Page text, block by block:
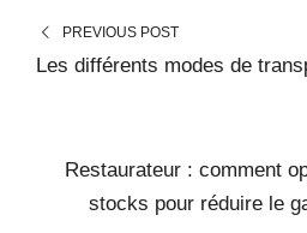
PREVIOUS POST
Les différents modes de
Restaurateur : comment
stocks pour réduire le